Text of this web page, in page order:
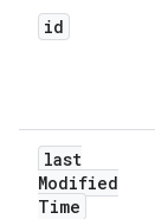
id
last
Modified
Time